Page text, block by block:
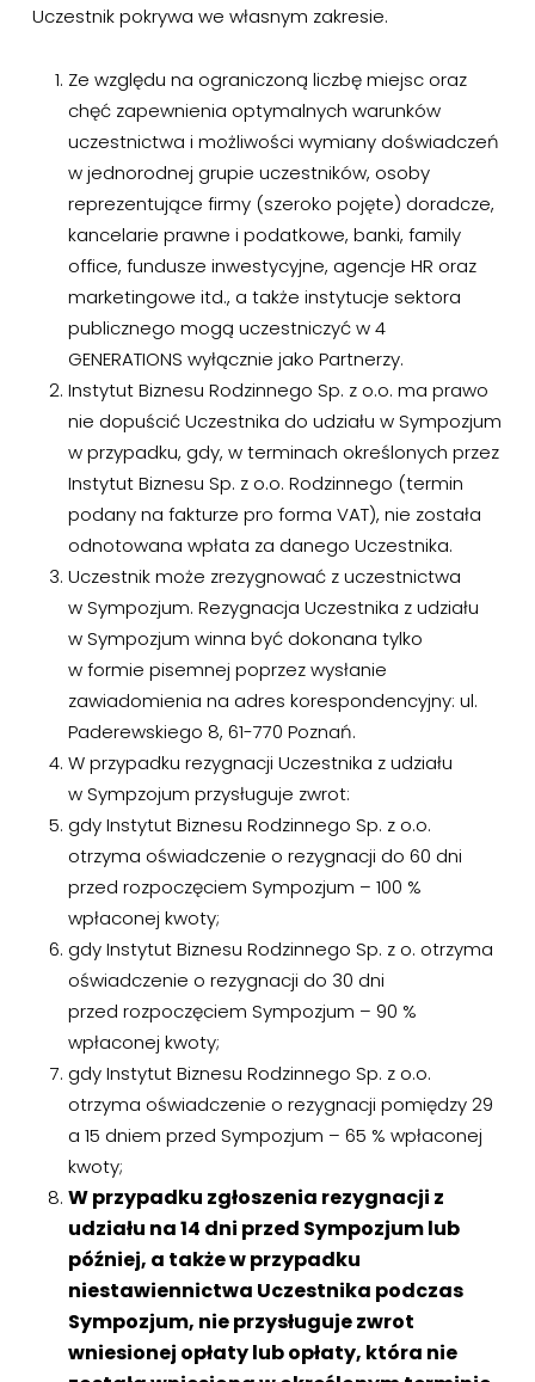
Uczestnik pokrywa we własnym zakresie.
Ze względu na ograniczoną liczbę miejsc oraz
chęć zapewnienia optymalnych warunków
uczestnictwa i możliwości wymiany doświadczeń
w jednorodnej grupie uczestników, osoby
reprezentujące firmy (szeroko pojęte) doradcze,
kancelarie prawne i podatkowe, banki, family
office, fundusze inwestycyjne, agencje HR oraz
marketingowe itd., a także instytucje sektora
publicznego mogą uczestniczyć w 4
GENERATIONS wyłącznie jako Partnerzy.
Instytut Biznesu Rodzinnego Sp. z o.o. ma prawo
nie dopuścić Uczestnika do udziału w Sympozjum
w przypadku, gdy, w terminach określonych przez
Instytut Biznesu Sp. z o.o. Rodzinnego (termin
podany na fakturze pro forma VAT), nie została
odnotowana wpłata za danego Uczestnika.
Uczestnik może zrezygnować z uczestnictwa
w Sympozjum. Rezygnacja Uczestnika z udziału
w Sympozjum winna być dokonana tylko
w formie pisemnej poprzez wysłanie
zawiadomienia na adres korespondencyjny: ul.
Paderewskiego 8, 61-770 Poznań.
W przypadku rezygnacji Uczestnika z udziału
w Sympzojum przysługuje zwrot:
gdy Instytut Biznesu Rodzinnego Sp. z o.o.
otrzyma oświadczenie o rezygnacji do 60 dni
przed rozpoczęciem Sympozjum – 100 %
wpłaconej kwoty;
gdy Instytut Biznesu Rodzinnego Sp. z o. otrzyma
oświadczenie o rezygnacji do 30 dni
przed rozpoczęciem Sympozjum – 90 %
wpłaconej kwoty;
gdy Instytut Biznesu Rodzinnego Sp. z o.o.
otrzyma oświadczenie o rezygnacji pomiędzy 29
a 15 dniem przed Sympozjum – 65 % wpłaconej
kwoty;
W przypadku zgłoszenia rezygnacji z
udziału na 14 dni przed Sympozjum lub
później, a także w przypadku
niestawiennictwa Uczestnika podczas
Sympozjum, nie przysługuje zwrot
wniesionej opłaty lub opłaty, która nie